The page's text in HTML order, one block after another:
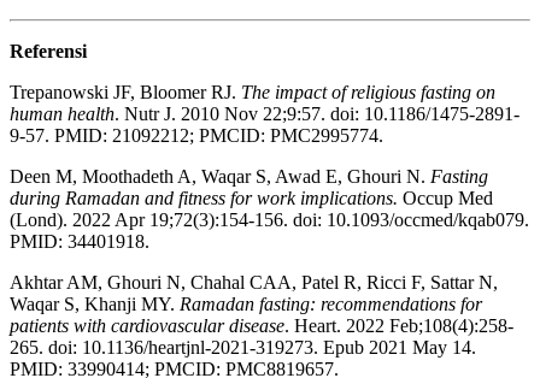
Referensi
Trepanowski JF, Bloomer RJ. The impact of religious fasting on
human health. Nutr J. 2010 Nov 22;9:57. doi: 10.1186/1475-2891-
9-57. PMID: 21092212; PMCID: PMC2995774.
Deen M, Moothadeth A, Waqar S, Awad E, Ghouri N. Fasting
during Ramadan and fitness for work implications. Occup Med
(Lond). 2022 Apr 19;72(3):154-156. doi: 10.1093/occmed/kqab079.
PMID: 34401918.
Akhtar AM, Ghouri N, Chahal CAA, Patel R, Ricci F, Sattar N,
Waqar S, Khanji MY. Ramadan fasting: recommendations for
patients with cardiovascular disease. Heart. 2022 Feb;108(4):258-
265. doi: 10.1136/heartjnl-2021-319273. Epub 2021 May 14.
PMID: 33990414; PMCID: PMC8819657.